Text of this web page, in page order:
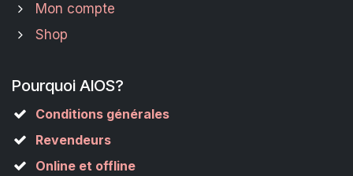
Mon compte
Shop
Pourquoi AIOS?
Conditions générales
Revendeurs
Online et offline